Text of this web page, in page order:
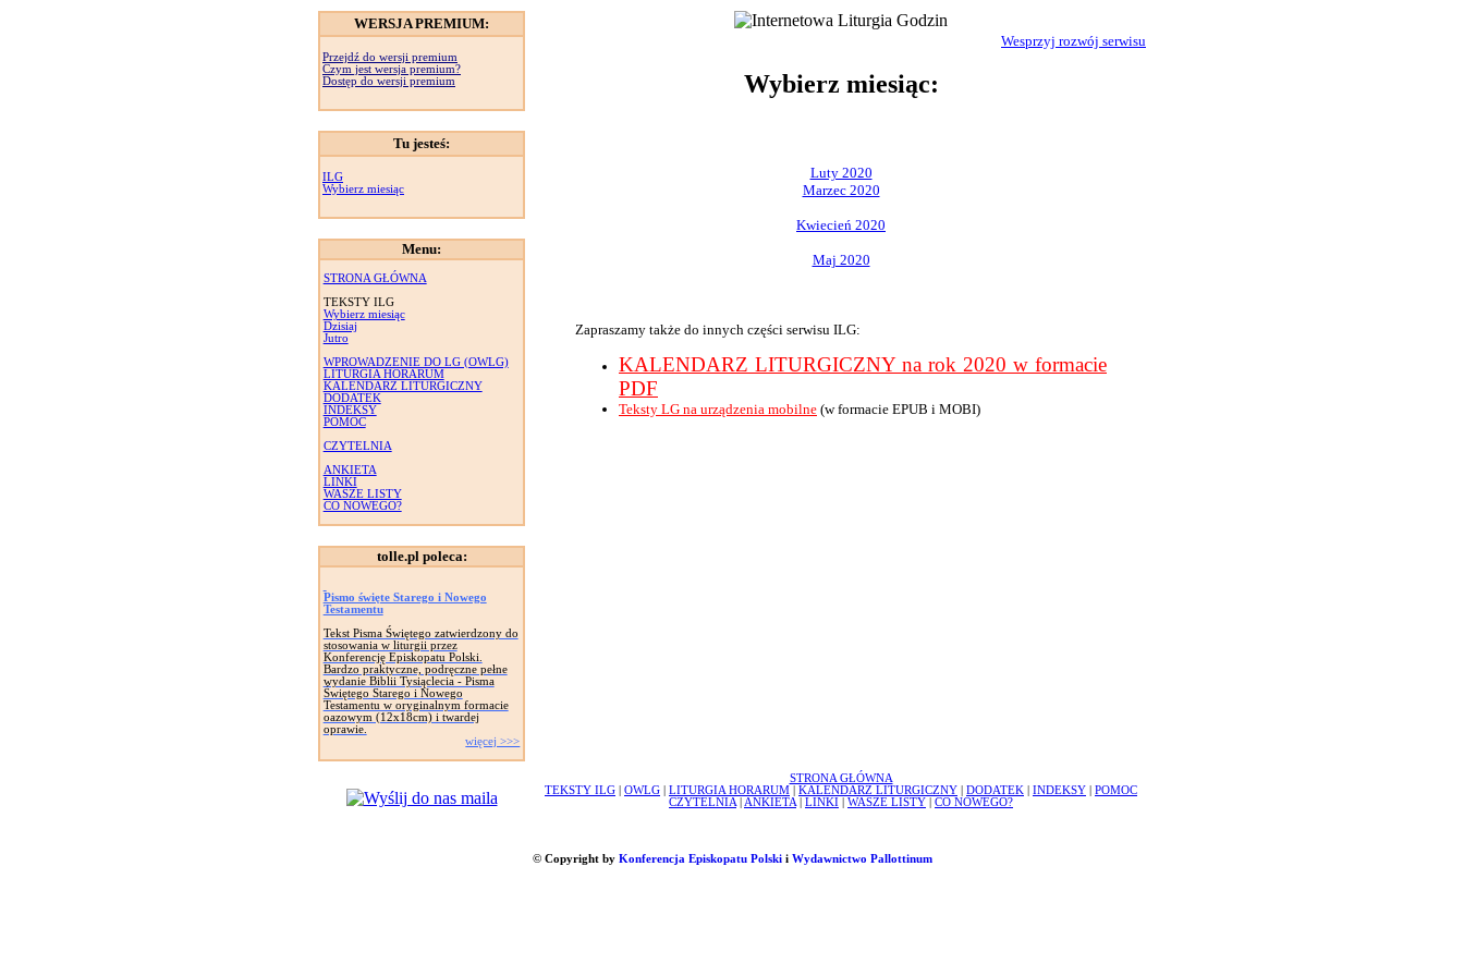
WERSJA PREMIUM:
Przejdź do wersji premium
Czym jest wersja premium?
Dostęp do wersji premium
Tu jesteś:
ILG
Wybierz miesiąc
Menu:
STRONA GŁÓWNA
TEKSTY ILG
Wybierz miesiąc
Dzisiaj
Jutro
WPROWADZENIE DO LG (OWLG)
LITURGIA HORARUM
KALENDARZ LITURGICZNY
DODATEK
INDEKSY
POMOC
CZYTELNIA
ANKIETA
LINKI
WASZE LISTY
CO NOWEGO?
tolle.pl poleca:
Pismo święte Starego i Nowego
Testamentu
Tekst Pisma Świętego zatwierdzony do
stosowania w liturgii przez
Konferencję Episkopatu Polski.
Bardzo praktyczne, podręczne pełne
wydanie Biblii Tysiąclecia - Pisma
Świętego Starego i Nowego
Testamentu w oryginalnym formacie
oazowym (12x18cm) i twardej
oprawie.
więcej >>>
Wesprzyj rozwój serwisu
Wybierz miesiąc:
Luty 2020
Marzec 2020
Kwiecień 2020
Maj 2020
Zapraszamy także do innych części serwisu ILG:
KALENDARZ LITURGICZNY na rok 2020 w formacie
PDF
Teksty LG na urządzenia mobilne (w formacie EPUB i MOBI)
STRONA GŁÓWNA
TEKSTY ILG
OWLG LITURGIA HORARUM KALENDARZ LITURGICZNY DODATEK INDEKSY
POMOC
CZYTELNIA
ANKIETA LINKI WASZE LISTY CO NOWEGO?
© Copyright by Konferencja Episkopatu Polskii Wydawnictwo Pallottinum